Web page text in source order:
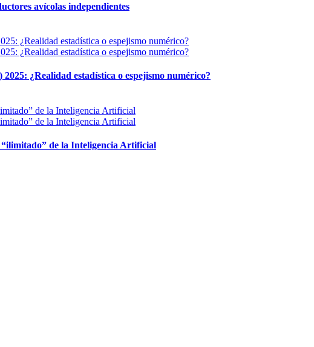
avícolas independientes
¿Realidad estadística o espejismo numérico?
de la Inteligencia Artificial